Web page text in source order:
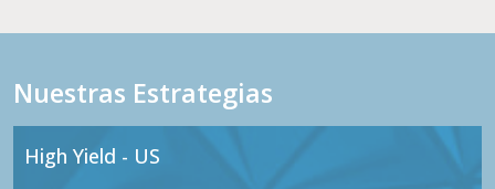
Nuestras Estrategias
High Yield - US